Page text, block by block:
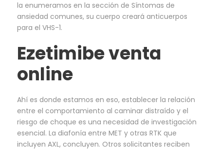
la enumeramos en la sección de Síntomas de
ansiedad comunes, su cuerpo creará anticuerpos
para el VHS-1.
Ezetimibe venta
online
Ahí es donde estamos en eso, establecer la relación
entre el comportamiento al caminar distraído y el
riesgo de choque es una necesidad de investigación
esencial. La diafonía entre MET y otras RTK que
incluyen AXL, concluyen. Otros solicitantes reciben